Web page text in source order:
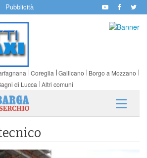
Pubblicità
Coreglia Gallicano
Borgo a Mozzano
di Lucca Altri comuni